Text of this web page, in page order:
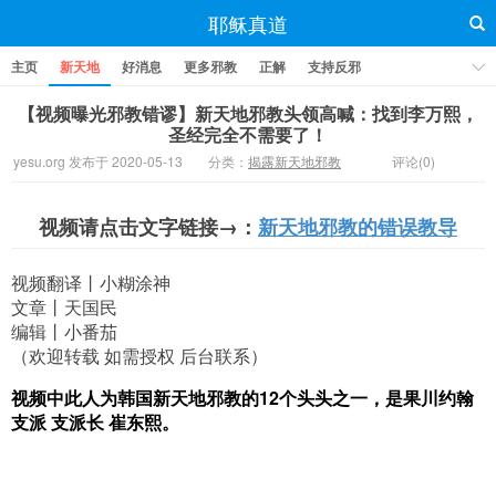
耶稣真道
主页 新天地 好消息 更多邪教 正解 支持反邪
【视频曝光邪教错谬】新天地邪教头领高喊：找到李万熙，
圣经完全不需要了！
yesu.org 发布于 2020-05-13 分类： 揭露新天地邪教 评论(0)
视频请点击文字链接→： 新天地邪教的错误教导
视频翻译丨小糊涂神
文章丨天国民
编辑丨小番茄
（欢迎转载 如需授权 后台联系）
视频中此人为韩国新天地邪教的12个头头之一，是果川约翰
支派 支派长 崔东熙。